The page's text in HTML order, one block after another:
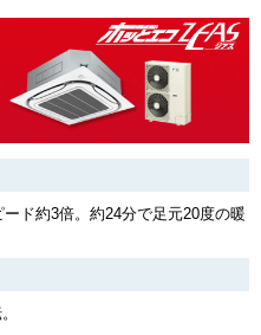
ド約3倍。約24分で足元20度の暖